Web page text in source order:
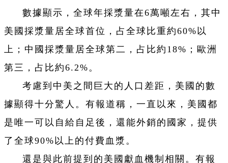
數據顯示，全球年採漿量在6萬噸左右，其中
美國採漿量居全球首位，占全球比重約60%以
上；中國採漿量居全球第二，占比約18%；歐洲
第三，占比約6.2%。
考慮到中美之間巨大的人口差距，美國的數
據顯得十分驚人。有報道稱，一直以來，美國都
是唯一可以自給自足後，還能外銷的國家，提供
了全球90%以上的付費血漿。
還是與此前提到的美國獻血機制相關。有報